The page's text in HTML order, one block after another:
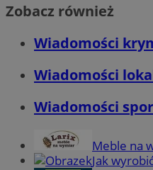
Zobacz również
Wiadomości
Wiadomości
Wiadomości
Meble na
Jak